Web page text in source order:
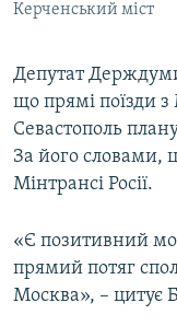
Усі сайти RFE/
Керченський міст
Депутат Держдуми
що прямі поїзди
Севастополь
За його словами,
Мінтрансі Росії.
«Є позитивний
прямий потяг
Москва», – цитує